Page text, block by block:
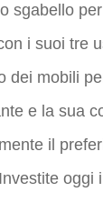
sgabello
i suoi tre
dei mobili
e la sua
il
oggi